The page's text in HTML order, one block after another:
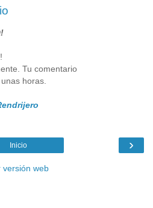
Tu comentario
horas.
›
Inicio
versión web